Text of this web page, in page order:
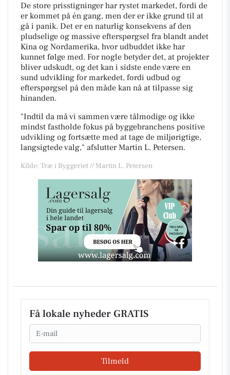
De store prisstigninger har rystet markedet, fordi de
er kommet på én gang, men der er ikke grund til at
gå i panik. Det er en naturlig konsekvens af den
pludselige og massive efterspørgsel fra blandt andet
Kina og Nordamerika, hvor udbuddet ikke har
kunnet følge med. For nogle betyder det, at projekter
bliver udskudt, og det kan i sidste ende være en
sund udvikling for markedet, fordi udbud og
efterspørgsel på den måde kan nå at tilpasse sig
hinanden.
"Indtil da må vi sammen være tålmodige og ikke
mindst fastholde fokus på byggebranchens positive
udvikling og fortsætte med at tage de miljørigtige,
langsigtede valg," afslutter Martin L. Petersen.
Kilde: Træ i Byggeriet // Martin L. Petersen
Få lokale nyheder GRATIS
Email
Tilmeld